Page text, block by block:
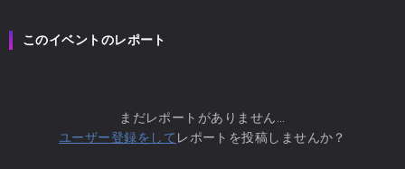
このイベントのレポート
まだレポートがありません...
ユーザー登録をして レポートを投稿しませんか？